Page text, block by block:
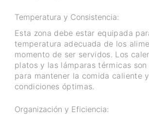
Temperatura y Consistencia:
Esta zona debe estar equipada
temperatura adecuada de los
momento de ser servidos. Los
platos y las lámparas térmicas son
para mantener la comida caliente
condiciones óptimas.
Organización y Eficiencia: